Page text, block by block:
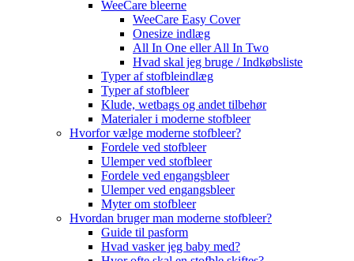
WeeCare bleerne
WeeCare Easy Cover
Onesize indlæg
All In One eller All In Two
Hvad skal jeg bruge / Indkøbsliste
Typer af stofbleindlæg
Typer af stofbleer
Klude, wetbags og andet tilbehør
Materialer i moderne stofbleer
Hvorfor vælge moderne stofbleer?
Fordele ved stofbleer
Ulemper ved stofbleer
Fordele ved engangsbleer
Ulemper ved engangsbleer
Myter om stofbleer
Hvordan bruger man moderne stofbleer?
Guide til pasform
Hvad vasker jeg baby med?